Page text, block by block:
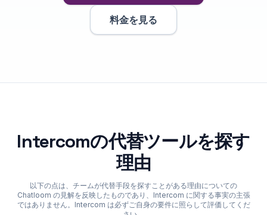
料金を見る
Intercomの代替ツールを探す
理由
以下の点は、チームが代替手段を探すことがある理由についての
Chatloom の見解を反映したものであり、Intercom に関する事実の主張
ではありません。Intercom は必ずご自身の要件に照らして評価してくだ